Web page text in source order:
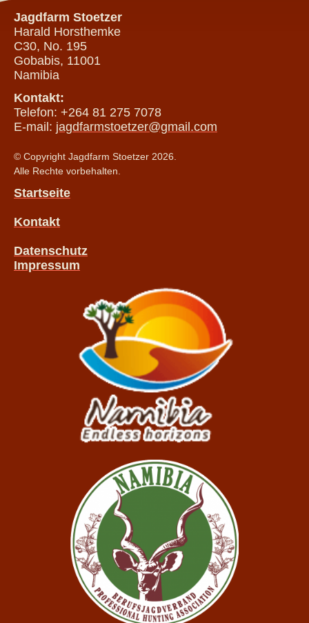
Jagdfarm Stoetzer
Harald Horsthemke
C30, No. 195
Gobabis, 11001
Namibia
Kontakt:
Telefon: +264 81 275 7078
E-mail: jagdfarmstoetzer@gmail.com
© Copyright Jagdfarm Stoetzer 2026.
Alle Rechte vorbehalten.
Startseite
Kontakt
Datenschutz
Impressum